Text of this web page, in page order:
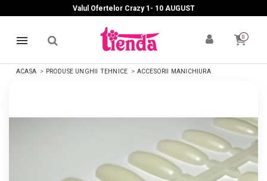
Valul Ofertelor Crazy 1- 10 AUGUST
0
ACASA PRODUSE UNGHII TEHNICE ACCESORII MANICHIURA